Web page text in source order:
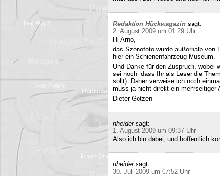
Redaktion Hückwagazin sagt:
2. August 2009 um 01:29 Uhr
Hi Arno,
das Szenefoto wurde außerhalb von
hier ein Schienenfahrzeug-Museum.
Und Danke für den Zuspruch, wobei
sei noch, dass Ihr als Leser die
sollt). Daher verweise ich noch
muss ja nicht direkt ein mehrseitiger
Dieter Gotzen
nheider sagt:
1. August 2009 um 09:37 Uhr
Also ich bin dabei, und hoffentlich
nheider sagt:
30. Juli 2009 um 07:52 Uhr